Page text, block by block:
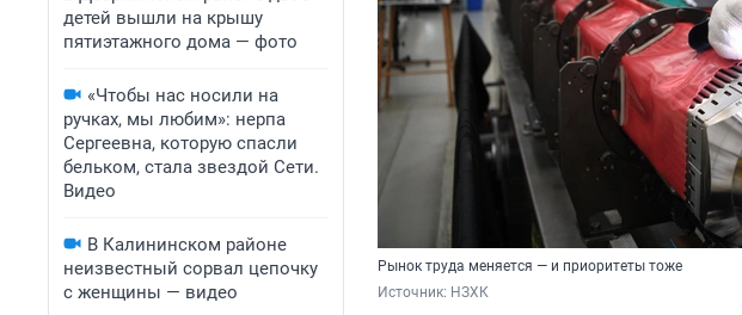
детей вышли на крышу
пятиэтажного дома — фото
«Чтобы нас носили на
ручках, мы любим»: нерпа
Сергеевна, которую спасли
бельком, стала звездой Сети.
Видео
В Калининском районе
неизвестный сорвал цепочку
с женщины — видео
Рынок труда меняется — и приоритеты тоже
Источник: НЗХК